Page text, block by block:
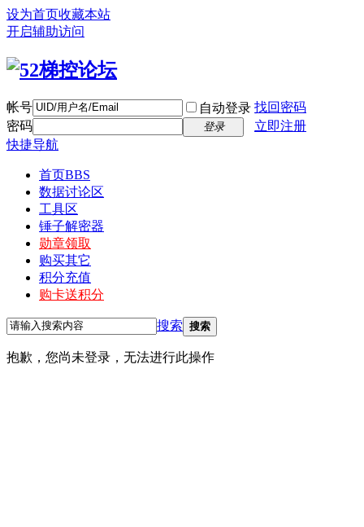
设为首页收藏本站
开启辅助访问
帐号 自动登录 找回密码
密码
登录
立即注册
快捷导航
首页BBS
数据讨论区
工具区
锤子解密器
勋章领取
购买其它
积分充值
购卡送积分
搜索 搜索
抱歉，您尚未登录，无法进行此操作